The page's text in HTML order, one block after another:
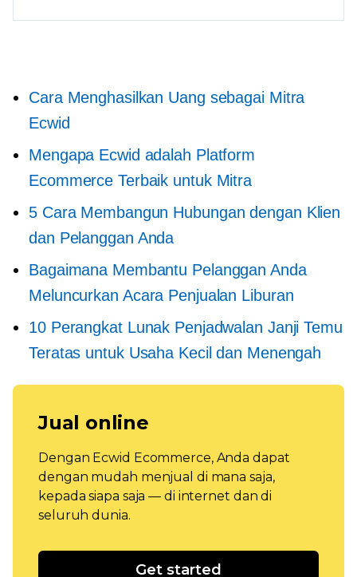
Cara Menghasilkan Uang sebagai Mitra
Ecwid
Mengapa Ecwid adalah Platform
Ecommerce Terbaik untuk Mitra
5 Cara Membangun Hubungan dengan Klien
dan Pelanggan Anda
Bagaimana Membantu Pelanggan Anda
Meluncurkan Acara Penjualan Liburan
10 Perangkat Lunak Penjadwalan Janji Temu
Teratas untuk Usaha Kecil dan Menengah
Jual online
Dengan Ecwid Ecommerce, Anda dapat
dengan mudah menjual di mana saja,
kepada siapa saja — di internet dan di
seluruh dunia.
Get started